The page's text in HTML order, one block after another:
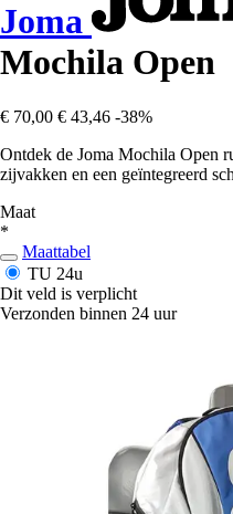
Joma
Mochila Open
€ 70,00 € 43,46 -38%
Ontdek de Joma Mochila Open
zijvakken en een geïntegreerd
Maat
*
Maattabel
TU 24u
Dit veld is verplicht
Verzonden binnen 24 uur